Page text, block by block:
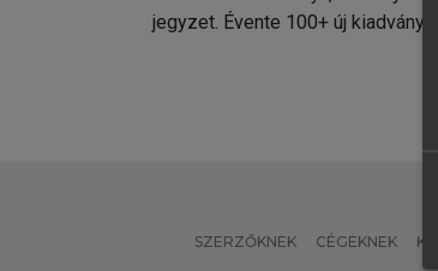
jegyzet. Évente 100+ új kiadvány.
SZERZŐKNEK CÉGEKNEK